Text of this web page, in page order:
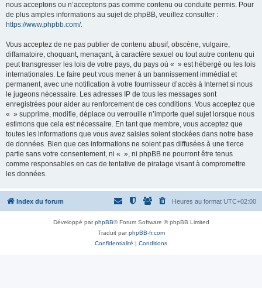
nous acceptons ou n’acceptons pas comme contenu ou conduite permis. Pour
de plus amples informations au sujet de phpBB, veuillez consulter :
https://www.phpbb.com/.
Vous acceptez de ne pas publier de contenu abusif, obscène, vulgaire,
diffamatoire, choquant, menaçant, à caractère sexuel ou tout autre contenu qui
peut transgresser les lois de votre pays, du pays où « » est hébergé ou les lois
internationales. Le faire peut vous mener à un bannissement immédiat et
permanent, avec une notification à votre fournisseur d’accès à Internet si nous
le jugeons nécessaire. Les adresses IP de tous les messages sont
enregistrées pour aider au renforcement de ces conditions. Vous acceptez que
« » supprime, modifie, déplace ou verrouille n’importe quel sujet lorsque nous
estimons que cela est nécessaire. En tant que membre, vous acceptez que
toutes les informations que vous avez saisies soient stockées dans notre base
de données. Bien que ces informations ne soient pas diffusées à une tierce
partie sans votre consentement, ni « », ni phpBB ne pourront être tenus
comme responsables en cas de tentative de piratage visant à compromettre
les données.
Index du forum Heures au format UTC+02:00
Développé parphpBB® Forum Software © phpBB Limited
Traduit parphpBB-fr.com
Confidentialité | Conditions